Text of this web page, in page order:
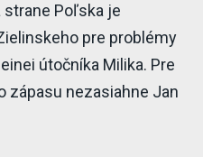
strane Poľska je
pre problémy
útočníka Milika. Pre
zápasu nezasiahne Jan